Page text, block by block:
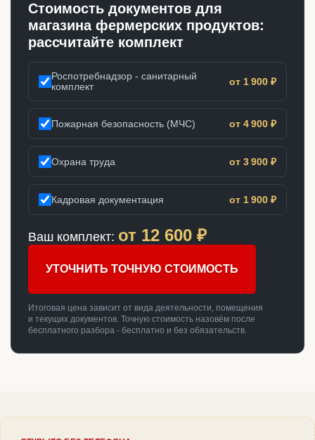
Стоимость документов для
магазина фермерских продуктов:
рассчитайте комплект
Роспотребнадзор - санитарный
комплект
от 1 900 ₽
Пожарная безопасность (МЧС) от 4 900 ₽
Охрана труда от 3 900 ₽
Кадровая документация от 1 900 ₽
Ваш комплект: от 12 600 ₽
УТОЧНИТЬ ТОЧНУЮ СТОИМОСТЬ
Итоговая цена зависит от вида деятельности, помещения
и текущих документов. Точную стоимость назовём после
бесплатного разбора - бесплатно и без обязательств.